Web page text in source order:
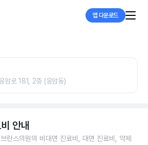
앱 다운로드
암로 181, 2층 (응암동)
안내
란스의원의 비대면 진료비, 대면 진료비, 약제